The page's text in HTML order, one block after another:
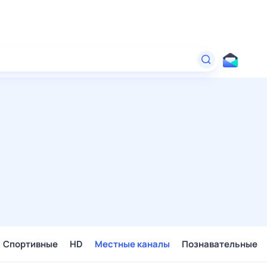
Спортивные HD Местные каналы Познавательные